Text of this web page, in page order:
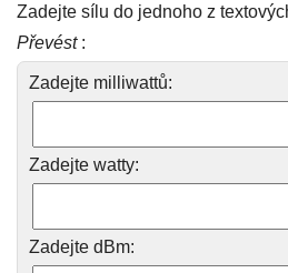
Zadejte sílu do jednoho z
Převést:
Zadejte milliwattů:
Zadejte watty:
Zadejte dBm: